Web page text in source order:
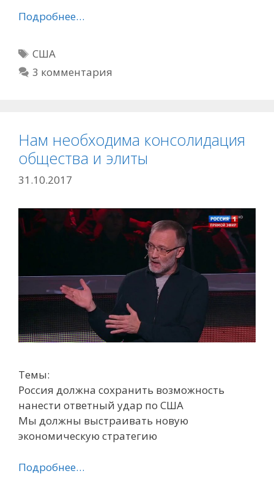
Подробнее…
Метки
США
3 комментария
Нам необходима консолидация
общества и элиты
31.10.2017
Темы:
Россия должна сохранить возможность
нанести ответный удар по США
Мы должны выстраивать новую
экономическую стратегию
Подробнее…